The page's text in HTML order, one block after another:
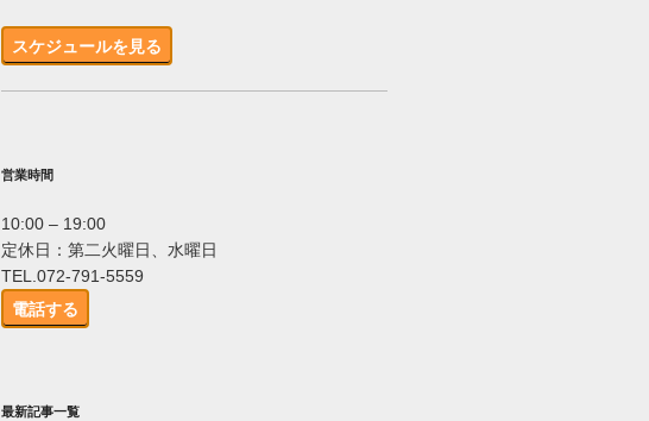
スケジュールを見る
営業時間
10:00 – 19:00
定休日：第二火曜日、水曜日
TEL.072-791-5559
電話する
最新記事一覧